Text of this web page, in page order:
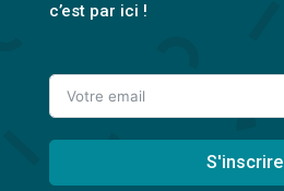
c’est par ici !
S'inscrire